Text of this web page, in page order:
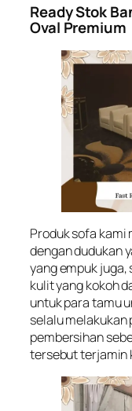
Ready Stok
Oval Premium
Produk sofa kami
dengan dudukan
yang empuk
kulit yang kokoh
untuk para tamu
selalu melakukan
pembersihan
tersebut terjamin